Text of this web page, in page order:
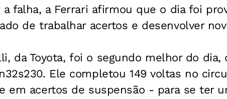
falha, a Ferrari afirmou que o dia foi
de trabalhar acertos e desenvolver
da Toyota, foi o segundo melhor do dia,
Ele completou 149 voltas no
em acertos de suspensão - para se ter